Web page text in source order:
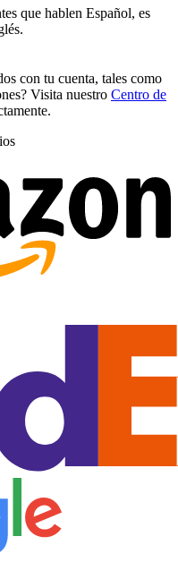
que hablen Español, es
con tu cuenta, tales como
Visita nuestro Centro de